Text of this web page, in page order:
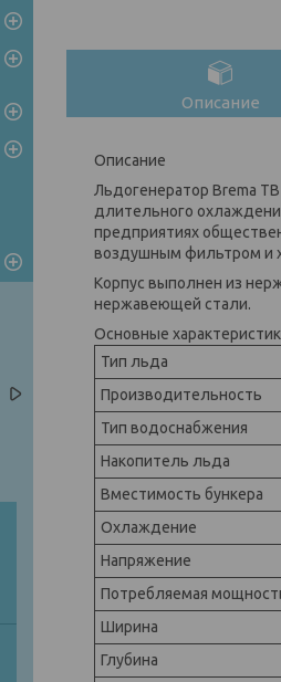
Описание
Описание
Льдогенератор Brema
длительного
предприятиях
воздушным фильтром и
Корпус выполнен из
нержавеющей стали.
Основные
Тип льда
Производительность
Тип водоснабжения
Накопитель льда
Вместимость бункера
Охлаждение
Напряжение
Потребляемая
Ширина
Глубина